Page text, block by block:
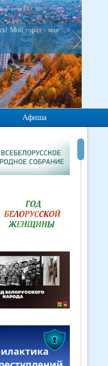
Мой горад - мая
Афиша